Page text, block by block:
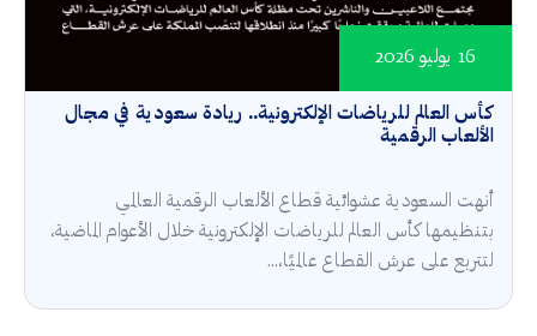
كأس العالم للرياضات الإلكترونية.. ريادة سعودية في مجال
الألعاب الرقمية
16 يوليو 2026
أنهت السعودية عشوائية قطاع الألعاب الرقمية العالمي
بتنظيمها كأس العالم للرياضات الإلكترونية خلال الأعوام الماضية،
لتتربع على عرش القطاع عالميًا،...